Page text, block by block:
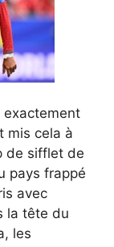
exactement
mis cela à
de sifflet de
pays frappé
avec
la tête du
les